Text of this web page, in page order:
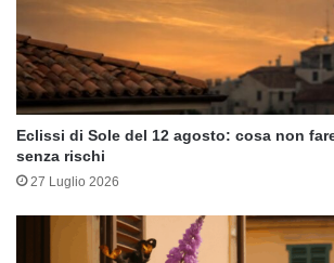
Eclissi di Sole del 12 agosto: cosa non
senza rischi
27 Luglio 2026